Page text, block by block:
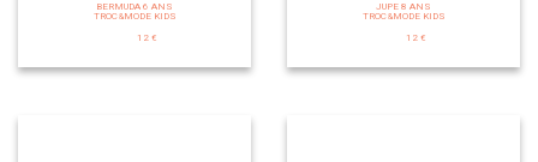
BERMUDA 6 ANS
TROC&MODE KIDS
12 €
JUPE 8 ANS
TROC&MODE KIDS
12 €